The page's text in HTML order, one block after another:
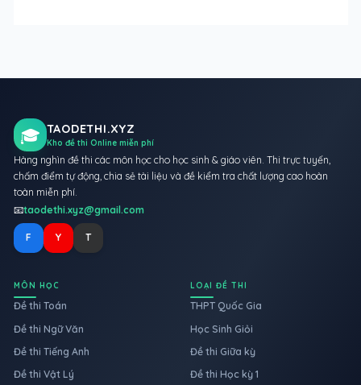
🎓 TAODETHI.XYZ
Kho đề thi Online miễn phí
Hàng nghìn đề thi các môn học cho học sinh & giáo viên. Thi trực tuyến,
chấm điểm tự động, chia sẻ tài liệu và đề kiểm tra chất lượng cao hoàn
toàn miễn phí.
📧taodethi.xyz@gmail.com
F Y T
MÔN HỌC
Đề thi Toán
Đề thi Ngữ Văn
Đề thi Tiếng Anh
Đề thi Vật Lý
LOẠI ĐỀ THI
THPT Quốc Gia
Học Sinh Giỏi
Đề thi Giữa kỳ
Đề thi Học kỳ 1